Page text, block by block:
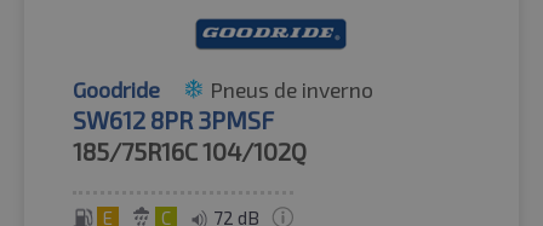
Goodride Pneus de inverno
SW612 8PR 3PMSF
185/75R16C104/102Q
E C 72 dB